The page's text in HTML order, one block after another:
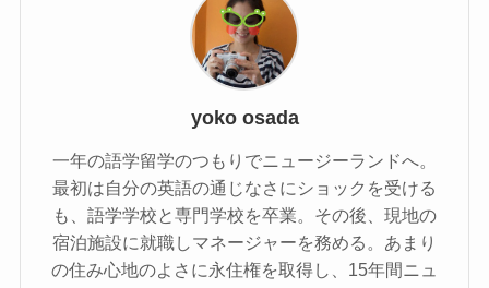
yoko osada
一年の語学留学のつもりでニュージーランドへ。
最初は自分の英語の通じなさにショックを受ける
も、語学学校と専門学校を卒業。その後、現地の
宿泊施設に就職しマネージャーを務める。あまり
の住み心地のよさに永住権を取得し、15年間ニュ